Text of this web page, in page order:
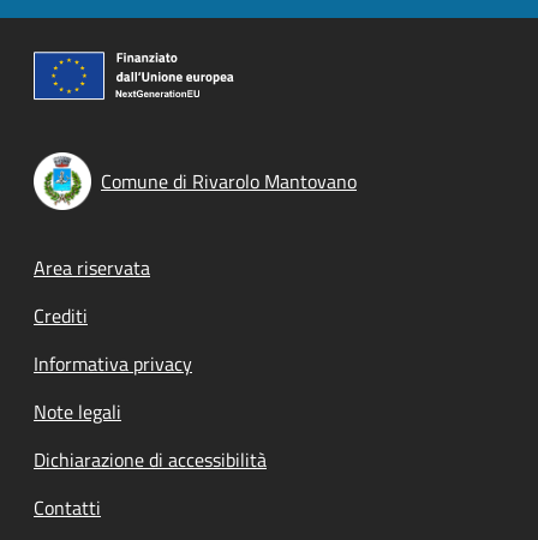
Comune di Rivarolo Mantovano
Footer menu
Area riservata
Crediti
Informativa privacy
Note legali
Dichiarazione di accessibilità
Contatti